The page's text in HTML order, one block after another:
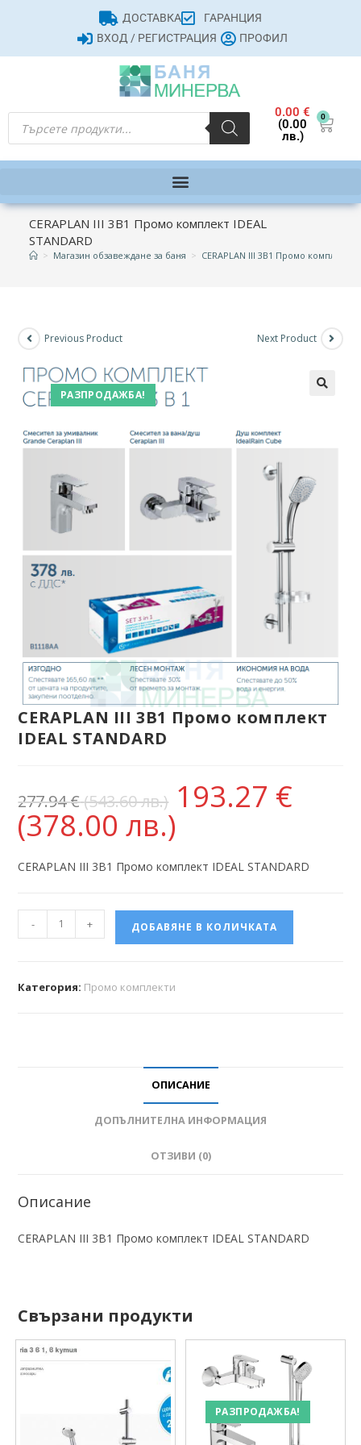
ДОСТАВКА
ГАРАНЦИЯ
ВХОД / РЕГИСТРАЦИЯ
ПРОФИЛ
0.00€
(0.00
лв.)
0
CERAPLAN III 3В1 Промо комплект IDEAL
STANDARD
> Магазин обзавеждане за баня > CERAPLAN III 3В1 Промо комплект
РАЗПРОДАЖБА!
Previous Product Next Product
CERAPLAN III 3В1 Промо комплект
IDEAL STANDARD
277.94€(543.60 лв.) 193.27 €
(378.00 лв.)
CERAPLAN III 3В1 Промо комплект IDEAL STANDARD
- + ДОБАВЯНЕ В КОЛИЧКАТА
Категория: Промо комплекти
ОПИСАНИЕ
ДОПЪЛНИТЕЛНА ИНФОРМАЦИЯ
ОТЗИВИ (0)
Описание
CERAPLAN III 3В1 Промо комплект IDEAL STANDARD
Свързани продукти
РАЗПРОДАЖБА!